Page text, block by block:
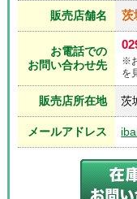
販売店舗名 茨
お電話での
お問い合わせ先
※
を
販売店所在地 茨
メールアドレス